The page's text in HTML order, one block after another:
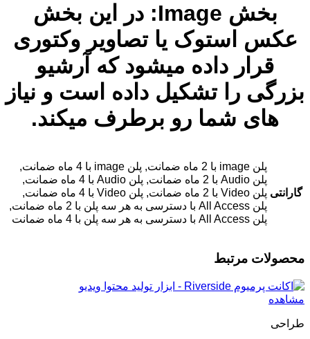
بخش Image: در این بخش
عکس استوک یا تصاویر وکتوری
قرار داده میشود که آرشیو
بزرگی را تشکیل داده است و نیاز
های شما رو برطرف میکند.
گارانتی
پلن image با 2 ماه ضمانت, پلن image با 4 ماه ضمانت,
پلن Audio با 2 ماه ضمانت, پلن Audio با 4 ماه ضمانت,
پلن Video با 2 ماه ضمانت, پلن Video با 4 ماه ضمانت,
پلن All Access با دسترسی به هر سه پلن با 2 ماه ضمانت,
پلن All Access با دسترسی به هر سه پلن با 4 ماه ضمانت
محصولات مرتبط
مشاهده
طراحی